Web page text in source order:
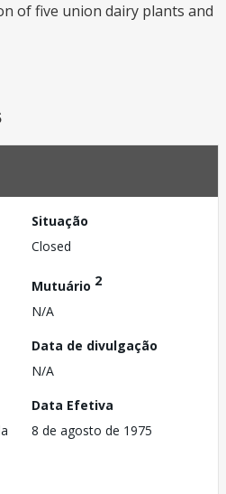
of five union dairy plants and
Situação
Closed
Mutuário 2
N/A
Data de divulgação
N/A
Data Efetiva
8 de agosto de 1975